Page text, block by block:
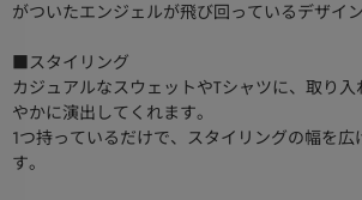
がついたエンジェルが飛び回っているデザイン
■スタイリング
カジュアルなスウェットやTシャツに、取り
やかに演出してくれます。
1つ持っているだけで、スタイリングの幅を
す。